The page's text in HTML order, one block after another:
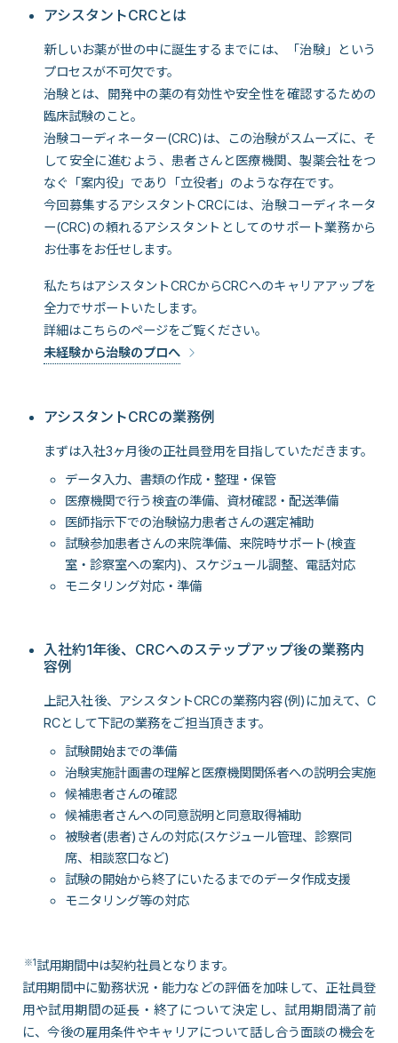
アシスタントCRCとは
新しいお薬が世の中に誕生するまでには、「治験」という
プロセスが不可欠です。
治験とは、開発中の薬の有効性や安全性を確認するための
臨床試験のこと。
治験コーディネーター(CRC)は、この治験がスムーズに、そ
して安全に進むよう、患者さんと医療機関、製薬会社をつ
なぐ「案内役」であり「立役者」のような存在です。
今回募集するアシスタントCRCには、治験コーディネータ
ー(CRC)の頼れるアシスタントとしてのサポート業務から
お仕事をお任せします。
私たちはアシスタントCRCからCRCへのキャリアアップを
全力でサポートいたします。
詳細はこちらのページをご覧ください。
未経験から治験のプロへ
アシスタントCRCの業務例
まずは入社3ヶ月後の正社員登用を目指していただきます。
データ入力、書類の作成・整理・保管
医療機関で行う検査の準備、資材確認・配送準備
医師指示下での治験協力患者さんの選定補助
試験参加患者さんの来院準備、来院時サポート(検査
室・診察室への案内)、スケジュール調整、電話対応
モニタリング対応・準備
入社約1年後、CRCへのステップアップ後の業務内
容例
上記入社後、アシスタントCRCの業務内容(例)に加えて、C
RCとして下記の業務をご担当頂きます。
試験開始までの準備
治験実施計画書の理解と医療機関関係者への説明会実施
候補患者さんの確認
候補患者さんへの同意説明と同意取得補助
被験者(患者)さんの対応(スケジュール管理、診察同
席、相談窓口など)
試験の開始から終了にいたるまでのデータ作成支援
モニタリング等の対応
※1試用期間中は契約社員となります。
試用期間中に勤務状況・能力などの評価を加味して、正社員登
用や試用期間の延長・終了について決定し、試用期間満了前
に、今後の雇用条件やキャリアについて話し合う面談の機会を